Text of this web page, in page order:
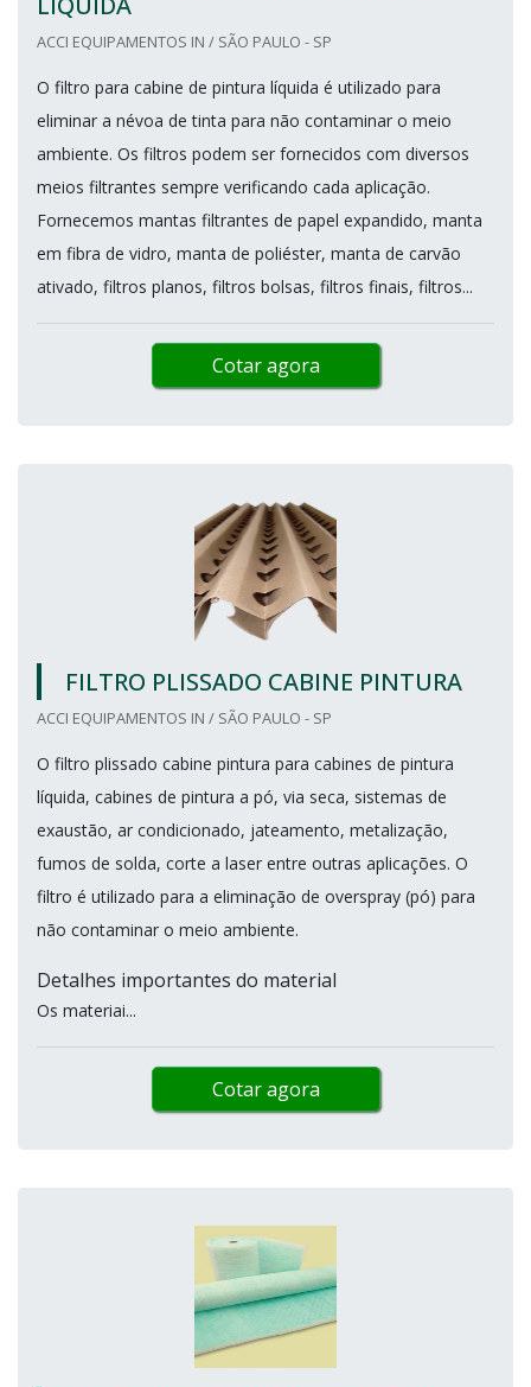
ACCI EQUIPAMENTOS IN / SÃO PAULO - SP
O filtro para cabine de pintura líquida é utilizado para
eliminar a névoa de tinta para não contaminar o meio
ambiente. Os filtros podem ser fornecidos com diversos
meios filtrantes sempre verificando cada aplicação.
Fornecemos mantas filtrantes de papel expandido, manta
em fibra de vidro, manta de poliéster, manta de carvão
ativado, filtros planos, filtros bolsas, filtros finais, filtros...
Cotar agora
FILTRO PLISSADO CABINE PINTURA
ACCI EQUIPAMENTOS IN / SÃO PAULO - SP
O filtro plissado cabine pintura para cabines de pintura
líquida, cabines de pintura a pó, via seca, sistemas de
exaustão, ar condicionado, jateamento, metalização,
fumos de solda, corte a laser entre outras aplicações. O
filtro é utilizado para a eliminação de overspray (pó) para
não contaminar o meio ambiente.
Detalhes importantes do material
Os materiai...
Cotar agora